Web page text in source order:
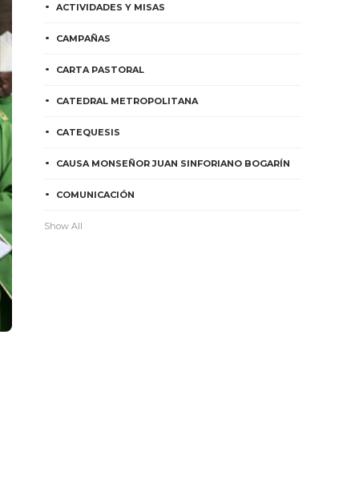
ACTIVIDADES Y MISAS
CAMPAÑAS
CARTA PASTORAL
CATEDRAL METROPOLITANA
CATEQUESIS
CAUSA MONSEÑOR JUAN SINFORIANO BOGARÍN
COMUNICACIÓN
Show All